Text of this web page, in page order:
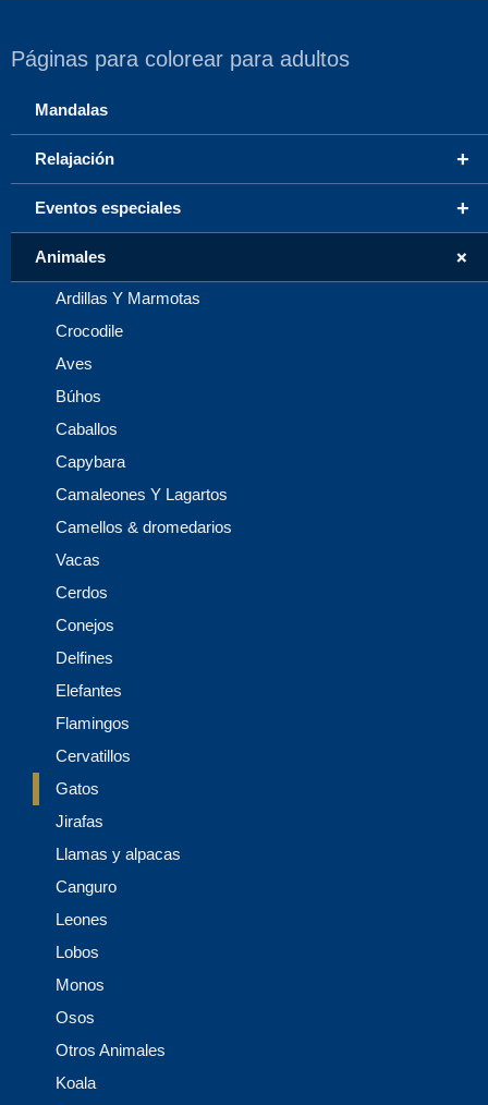
Páginas para colorear para adultos
Mandalas
+
Relajación
+
Eventos especiales
+
Animales
Ardillas Y Marmotas
Crocodile
Aves
Búhos
Caballos
Capybara
Camaleones Y Lagartos
Camellos & dromedarios
Vacas
Cerdos
Conejos
Delfines
Elefantes
Flamingos
Cervatillos
Gatos
Jirafas
Llamas y alpacas
Canguro
Leones
Lobos
Monos
Osos
Otros Animales
Koala